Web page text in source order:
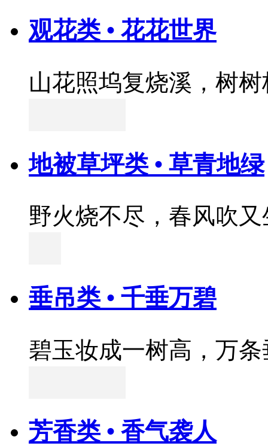
观花类 • 花花世界
山花照坞复烧溪，树
地被草坪类 • 草青地绿
野火烧不尽，春风吹又
垂吊类 • 千垂万碧
碧玉妆成一树高，万
芳香类 • 香气袭人